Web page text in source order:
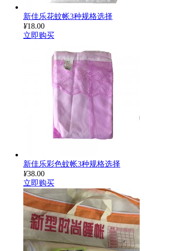
新佳乐花蚊帐3种规格选择
¥18.00
立即购买
新佳乐彩色蚊帐3种规格选择
¥38.00
立即购买